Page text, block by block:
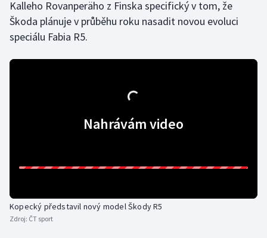
Moderní pětiboj
Rychlobruslení
Kalleho Rovanperäho z Finska specifický v tom, že
Škoda plánuje v průběhu roku nasadit novou evoluci
speciálu Fabia R5.
Nahrávám video
Kopecký představil nový model Škody R5
Zdroj: ČT sport